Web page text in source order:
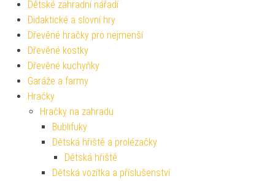
Dětské zahradní nářadí
Didaktické a slovní hry
Dřevěné hračky pro nejmenší
Dřevěné kostky
Dřevěné kuchyňky
Garáže a farmy
Hračky
Hračky na zahradu
Bublifuky
Dětská hřiště a prolézačky
Dětská hřiště
Dětská vozítka a příslušenství